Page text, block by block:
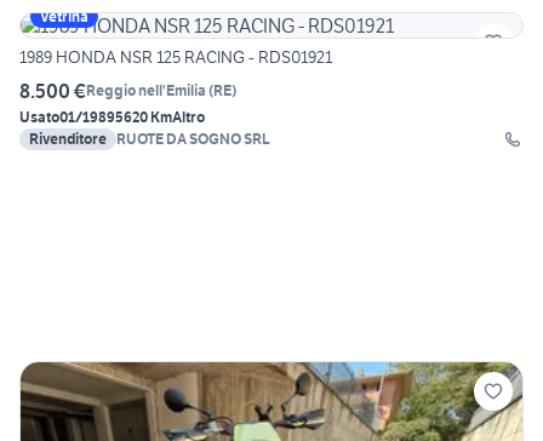
Vetrina
1989 HONDA NSR 125 RACING - RDS01921
8.500 €Reggio nell'Emilia (RE)
Usato01/19895620 KmAltro
Rivenditore RUOTE DA SOGNO SRL